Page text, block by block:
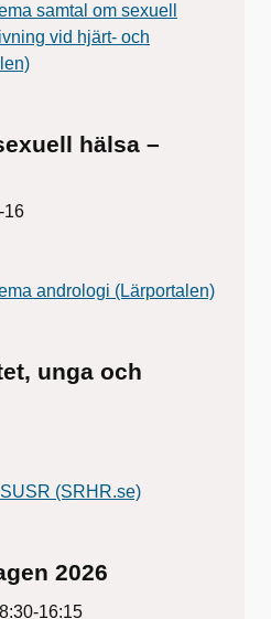
samtal om sexuell
vid hjärt- och
hälsa –
16
andrologi (Lärportalen)
unga och
(SRHR.se)
2026
16:15